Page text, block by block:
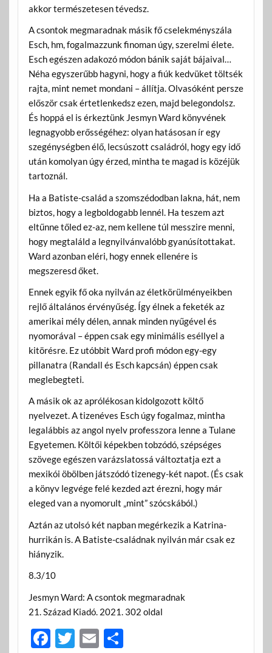
akkor természetesen tévedsz.
A csontok megmaradnak másik fő cselekményszála
Esch, hm, fogalmazzunk finoman úgy, szerelmi élete.
Esch egészen adakozó módon bánik saját bájaival…
Néha egyszerűbb hagyni, hogy a fiúk kedvüket töltsék
rajta, mint nemet mondani – állítja. Olvasóként persze
először csak értetlenkedsz ezen, majd belegondolsz.
És hoppá el is érkeztünk Jesmyn Ward könyvének
legnagyobb erősségéhez: olyan hatásosan ír egy
szegénységben élő, lecsúszott családról, hogy egy idő
után komolyan úgy érzed, mintha te magad is közéjük
tartoznál.
Ha a Batiste-család a szomszédodban lakna, hát, nem
biztos, hogy a legboldogabb lennél. Ha teszem azt
eltűnne tőled ez-az, nem kellene túl messzire menni,
hogy megtaláld a legnyilvánvalóbb gyanúsítottakat.
Ward azonban eléri, hogy ennek ellenére is
megszeresd őket.
Ennek egyik fő oka nyilván az életkörülményeikben
rejlő általános érvényűség. Így élnek a feketék az
amerikai mély délen, annak minden nyűgével és
nyomorával – éppen csak egy minimális eséllyel a
kitörésre. Ez utóbbit Ward profi módon egy-egy
pillanatra (Randall és Esch kapcsán) éppen csak
meglebegteti.
A másik ok az aprólékosan kidolgozott költő
nyelvezet. A tizenéves Esch úgy fogalmaz, mintha
legalábbis az angol nyelv professzora lenne a Tulane
Egyetemen. Költői képekben tobzódó, szépséges
szövege egészen varázslatossá változtatja ezt a
mexikói öbölben játszódó tizenegy-két napot. (És csak
a könyv legvége felé kezded azt érezni, hogy már
eleged van a nyomorult „mint” szócskából.)
Aztán az utolsó két napban megérkezik a Katrina-
hurrikán is. A Batiste-családnak nyilván már csak ez
hiányzik.
8.3/10
Jesmyn Ward: A csontok megmaradnak
21. Század Kiadó. 2021. 302 oldal
F T E O